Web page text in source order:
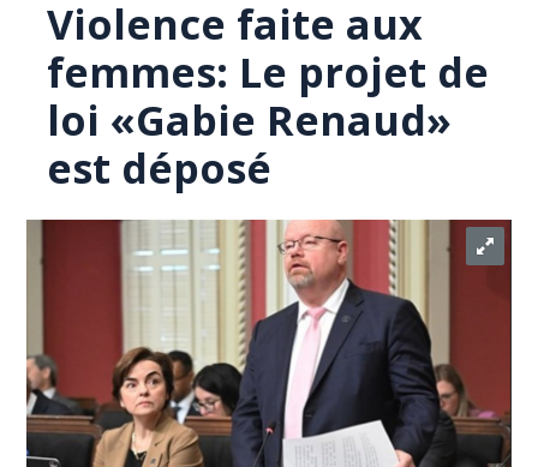
Violence faite aux
femmes: Le projet de
loi «Gabie Renaud»
est déposé